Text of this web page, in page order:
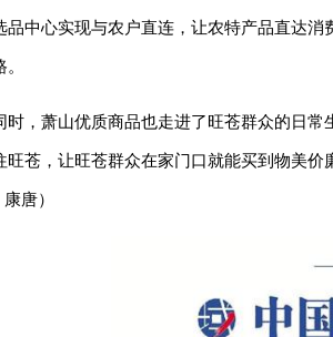
品中心实现与农户直连，让农特产品直达
时，萧山优质商品也走进了旺苍群众的日
旺苍，让旺苍群众在家门口就能买到物美
康唐）